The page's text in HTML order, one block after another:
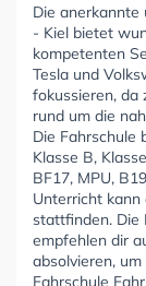
Die anerkannte
- Kiel bietet
kompetenten
Tesla und
fokussieren, da
rund um die
Die Fahrschule
Klasse B,
BF17, MPU,
Unterricht kann
stattfinden. Die
empfehlen dir
absolvieren,
Fahrschule